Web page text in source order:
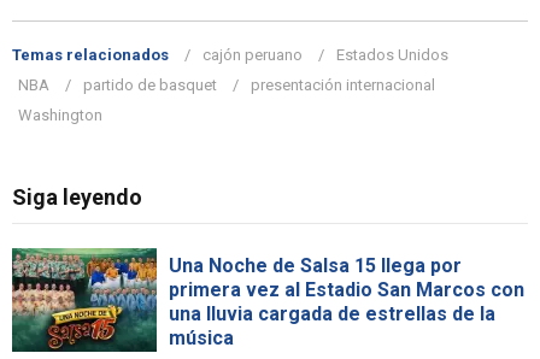
Temas relacionados cajón peruano
Estados Unidos
NBA
partido de basquet
presentación internacional
Washington
Siga leyendo
Una Noche de Salsa 15 llega por
primera vez al Estadio San Marcos con
una lluvia cargada de estrellas de la
música